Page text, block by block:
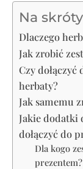
Na skróty
Dlaczego
Jak zrobić
Czy
herbaty?
Jak samemu
Jakie dodatki
dołączyć do
Dla kogo
prezentem?